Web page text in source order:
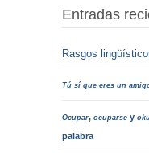
Entradas
Rasgos
Tú sí que eres un
Ocupar,ocuparse y
palabra